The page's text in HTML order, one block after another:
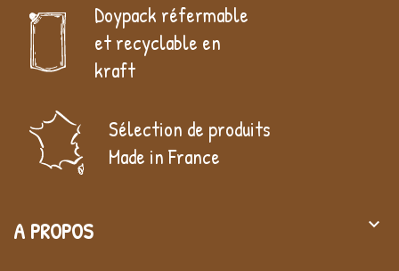
Doypack réfermable
et recyclable en
kraft
Sélection de produits
Made in France
A PROPOS keyboard_arrow_down